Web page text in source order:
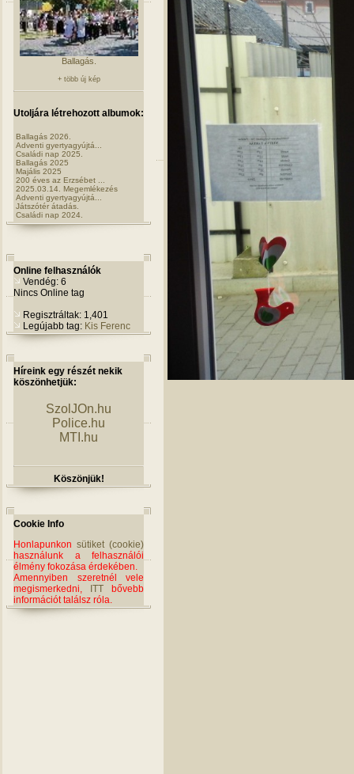
Ballagás.
+ több új kép
Utoljára létrehozott albumok:
Ballagás 2026.
Adventi gyertyagyújtá...
Családi nap 2025.
Ballagás 2025
Majális 2025
200 éves az Erzsébet ...
2025.03.14. Megemlékezés
Adventi gyertyagyújtá...
Játszótér átadás.
Családi nap 2024.
Online felhasználók
Vendég: 6
Nincs Online tag
Regisztráltak: 1,401
Legújabb tag: Kis Ferenc
Híreink egy részét nekik
köszönhetjük:
SzolJOn.hu
Police.hu
MTI.hu
Köszönjük!
Cookie Info
Honlapunkon sütiket (cookie)
használunk a felhasználói
élmény fokozása érdekében.
Amennyiben szeretnél vele
megismerkedni,
ITT bővebb
információt találsz róla.